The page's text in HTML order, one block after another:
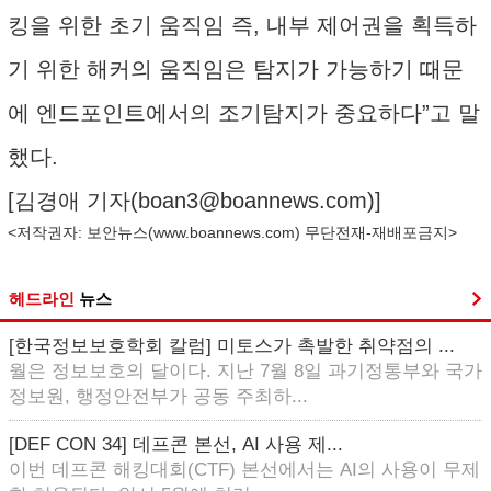
킹을 위한 초기 움직임 즉, 내부 제어권을 획득하
기 위한 해커의 움직임은 탐지가 가능하기 때문
에 엔드포인트에서의 조기탐지가 중요하다”고 말
했다.
[김경애 기자(boan3@boannews.com)]
<저작권자: 보안뉴스(www.boannews.com) 무단전재-재배포금지>
헤드라인 뉴스
[한국정보보호학회 칼럼] 미토스가 촉발한 취약점의 ...
월은 정보보호의 달이다. 지난 7월 8일 과기정통부와 국가
정보원, 행정안전부가 공동 주최하...
[DEF CON 34] 데프콘 본선, AI 사용 제...
이번 데프콘 해킹대회(CTF) 본선에서는 AI의 사용이 무제